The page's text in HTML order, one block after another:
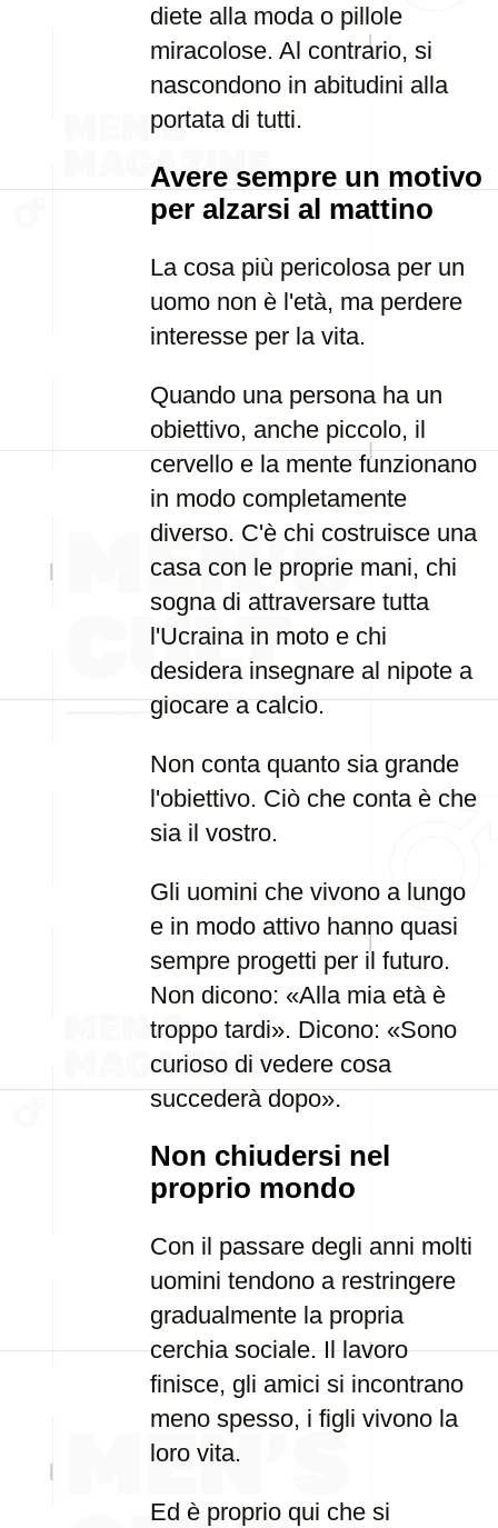
diete alla moda o pillole
miracolose. Al contrario, si
nascondono in abitudini alla
portata di tutti.
Avere sempre un motivo
per alzarsi al mattino
La cosa più pericolosa per un
uomo non è l'età, ma perdere
interesse per la vita.
Quando una persona ha un
obiettivo, anche piccolo, il
cervello e la mente funzionano
in modo completamente
diverso. C'è chi costruisce una
casa con le proprie mani, chi
sogna di attraversare tutta
l'Ucraina in moto e chi
desidera insegnare al nipote a
giocare a calcio.
Non conta quanto sia grande
l'obiettivo. Ciò che conta è che
sia il vostro.
Gli uomini che vivono a lungo
e in modo attivo hanno quasi
sempre progetti per il futuro.
Non dicono: «Alla mia età è
troppo tardi». Dicono: «Sono
curioso di vedere cosa
succederà dopo».
Non chiudersi nel
proprio mondo
Con il passare degli anni molti
uomini tendono a restringere
gradualmente la propria
cerchia sociale. Il lavoro
finisce, gli amici si incontrano
meno spesso, i figli vivono la
loro vita.
Ed è proprio qui che si